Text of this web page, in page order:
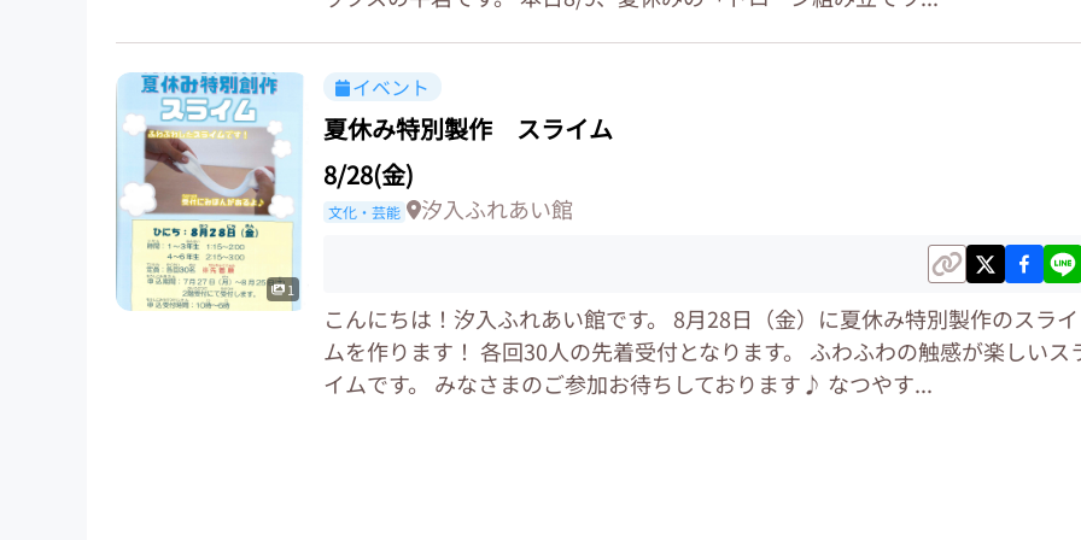
1
イベント
夏休み特別製作 スライム
8/28(金)
文化・芸能 汐入ふれあい館
こんにちは！汐入ふれあい館です。 8月28日（金）に夏休み特別製作のスライ
ムを作ります！ 各回30人の先着受付となります。 ふわふわの触感が楽しいス
イムです。 みなさまのご参加お待ちしております♪ なつやす...